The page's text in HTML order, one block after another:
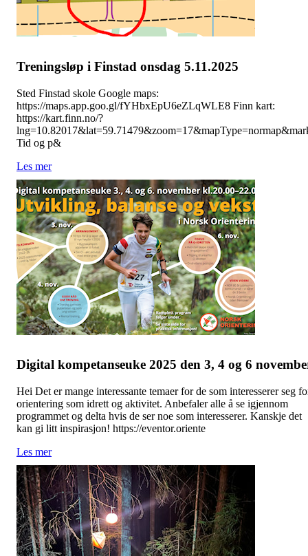
Treningsløp i Finstad onsdag 5.11.2025
Sted Finstad skole Google maps:
https://maps.app.goo.gl/fYHbxEpU6eZLqWLE8 Finn kart:
https://kart.finn.no/?
Tid og p&
Les mer
Digital kompetanseuke 2025 den 3, 4 og 6
Hei Det er mange interessante temaer for de som interesserer seg
orientering som idrett og aktivitet. Anbefaler alle å se igjennom
programmet og delta hvis de ser noe som interesserer. Kanskje det
kan gi litt inspirasjon! https://eventor.oriente
Les mer